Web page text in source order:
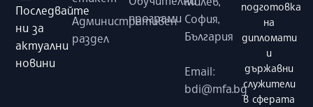
подготовка
на
дипломати
и
държавни
служители
в сферата
програми
Административен
раздел
София,
България
Email:
bdi@mfa.bg
Последвайте
ни за
актуални
новини